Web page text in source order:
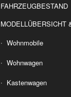
FAHRZEUGBESTAND
MODELLÜBERSICHT
Wohnmobile
Wohnwagen
Kastenwagen